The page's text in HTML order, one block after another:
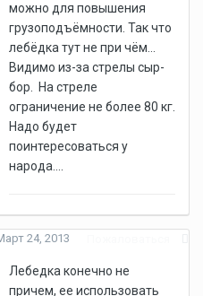
можно для повышения
грузоподъёмности. Так что
лебёдка тут не при чём...
Видимо из-за стрелы сыр-
бор. На стреле
ограничение не более 80 кг.
Надо будет
поинтересоваться у
народа....
24, 2013
Лебедка конечно не
причем, ее использовать